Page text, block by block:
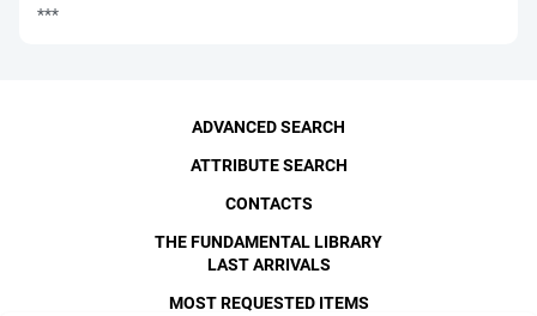
***
ADVANCED SEARCH
ATTRIBUTE SEARCH
CONTACTS
THE FUNDAMENTAL LIBRARY
LAST ARRIVALS
MOST REQUESTED ITEMS